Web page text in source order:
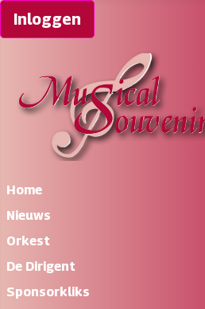
Inloggen
Home
Nieuws
Orkest
De Dirigent
Sponsorkliks